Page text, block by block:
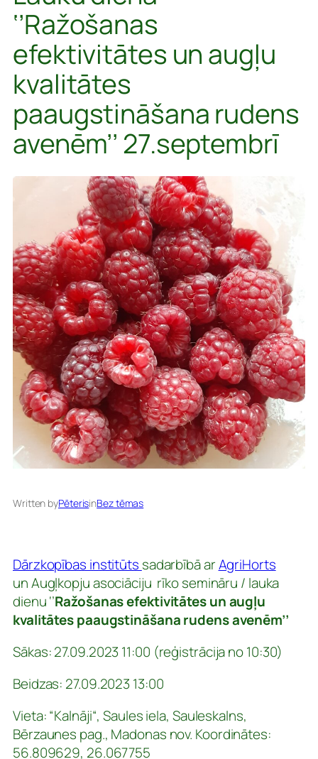
‘’Ražošanas
efektivitātes un augļu
kvalitātes
paaugstināšana rudens
avenēm’’ 27.septembrī
Written byPēterisinBez tēmas
Dārzkopības institūts sadarbībā arAgriHorts
un Augļkopju asociāciju rīko semināru / lauka
dienu ‘’Ražošanas efektivitātes un augļu
kvalitātes paaugstināšana rudens avenēm’’
Sākas:27.09.2023 11:00 (reģistrācija no 10:30)
Beidzas: 27.09.2023 13:00
Vieta: “Kalnāji“, Saules iela, Sauleskalns,
Bērzaunes pag., Madonas nov. Koordinātes:
56.809629, 26.067755